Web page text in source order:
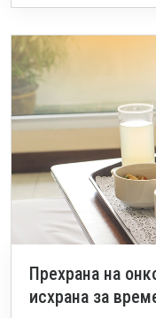
Прехрана на
исхрана за